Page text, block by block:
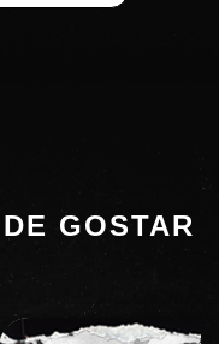
GOSTAR